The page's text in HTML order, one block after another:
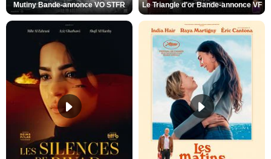
Mutiny Bande-annonce VO STFR Le Triangle d'or Bande-annonce VF